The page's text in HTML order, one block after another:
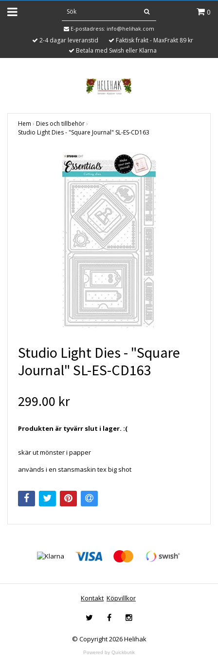
0
E-postadress: info@helihak.com
2-4 dagar leveranstid
Faktisk frakt - MaxFrakt 89 kr
Betala med Swish eller Klarna
Hem › Dies och tillbehör›
Studio Light Dies - "Square Journal" SL-ES-CD163
Studio Light Dies - "Square
Journal" SL-ES-CD163
299.00 kr
Produkten är tyvärr slut i lager. :(
skär ut mönster i papper
används i en stansmaskin tex big shot
Kontakt Köpvillkor
© Copyright 2026 Helihak
Powered by Quickbutik